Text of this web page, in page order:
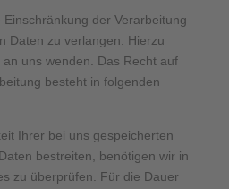
der Verarbeitung
Daten zu verlangen. Hierzu
uns wenden. Das Recht auf
besteht in folgenden
Ihrer bei uns gespeicherten
bestreiten, benötigen wir in
zu überprüfen. Für die Dauer